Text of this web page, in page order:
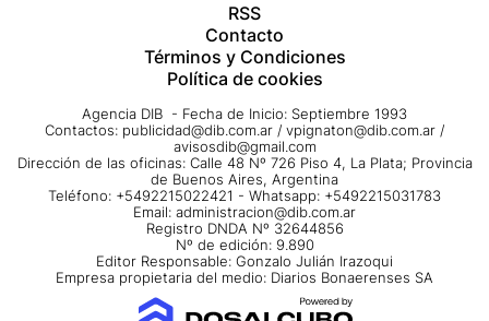
RSS
Contacto
Términos y Condiciones
Política de cookies
Agencia DIB - Fecha de Inicio: Septiembre 1993
Contactos: publicidad@dib.com.ar / vpignaton@dib.com.ar /
avisosdib@gmail.com
Dirección de las oficinas: Calle 48 Nº 726 Piso 4, La Plata; Provincia
de Buenos Aires, Argentina
Teléfono: +5492215022421 - Whatsapp: +5492215031783
Email: administracion@dib.com.ar
Registro DNDA Nº 32644856
Nº de edición: 9.890
Editor Responsable: Gonzalo Julián Irazoqui
Empresa propietaria del medio: Diarios Bonaerenses SA